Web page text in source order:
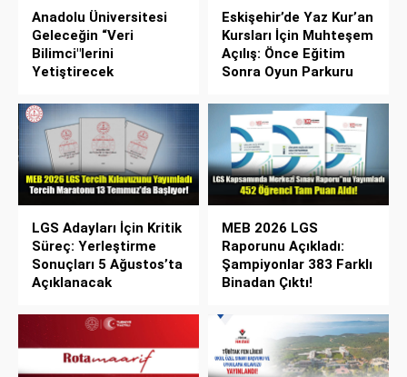
Anadolu Üniversitesi
Geleceğin “Veri
Bilimci"lerini
Yetiştirecek
Eskişehir’de Yaz Kur’an
Kursları İçin Muhteşem
Açılış: Önce Eğitim
Sonra Oyun Parkuru
LGS Adayları İçin Kritik
Süreç: Yerleştirme
Sonuçları 5 Ağustos’ta
Açıklanacak
MEB 2026 LGS
Raporunu Açıkladı:
Şampiyonlar 383 Farklı
Binadan Çıktı!